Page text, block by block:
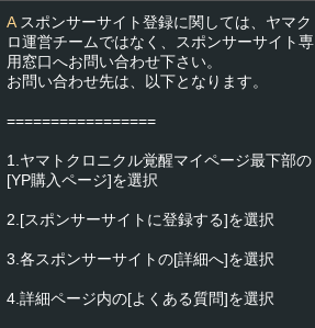
Aスポンサーサイト登録に関しては、ヤマク
ロ運営チームではなく、スポンサーサイト専
用窓口へお問い合わせ下さい。
お問い合わせ先は、以下となります。
=================
1.ヤマトクロニクル覚醒マイページ最下部の
[YP購入ページ]を選択
2.[スポンサーサイトに登録する]を選択
3.各スポンサーサイトの[詳細へ]を選択
4.詳細ページ内の[よくある質問]を選択